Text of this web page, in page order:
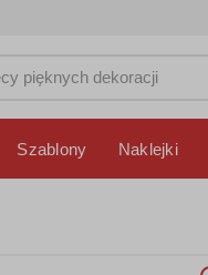
Szablony Naklejki